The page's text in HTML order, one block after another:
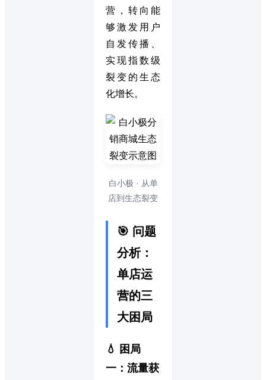
营，转向能
够激发用户
自发传播、
实现指数级
裂变的生态
化增长。
白小极 · 从单
店到生态裂变
🎯 问题
分析：
单店运
营的三
大困局
💧 困局
一：流量获